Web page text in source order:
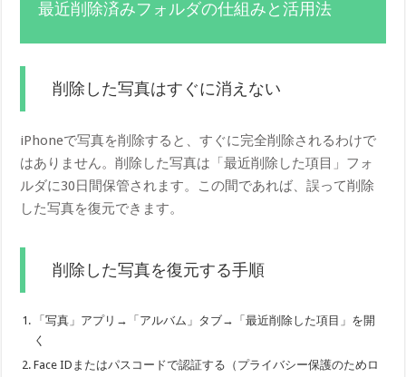
最近削除済みフォルダの仕組みと活用法
削除した写真はすぐに消えない
iPhoneで写真を削除すると、すぐに完全削除されるわけで
はありません。削除した写真は「最近削除した項目」フォ
ルダに30日間保管されます。この間であれば、誤って削除
した写真を復元できます。
削除した写真を復元する手順
「写真」アプリ→「アルバム」タブ→「最近削除した項目」を開
く
Face IDまたはパスコードで認証する（プライバシー保護のためロ